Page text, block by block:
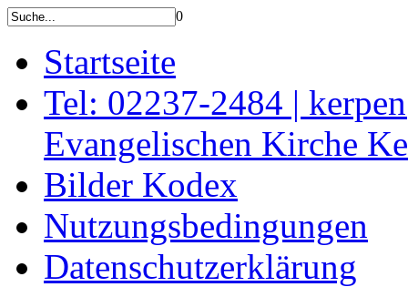
0
Startseite
Tel: 02237-2484 |
Evangelischen Kirche
Bilder Kodex
Nutzungsbedingungen
Datenschutzerklärung